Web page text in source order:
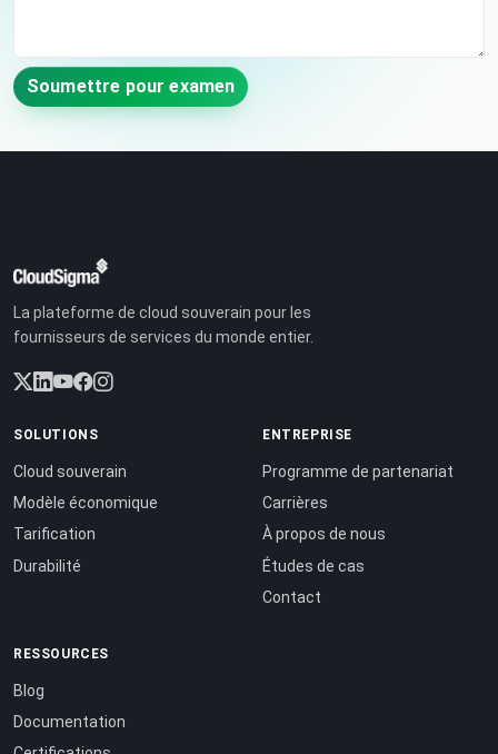
Soumettre pour examen
La plateforme de cloud souverain pour les
fournisseurs de services du monde entier.
SOLUTIONS
Cloud souverain
Modèle économique
Tarification
Durabilité
ENTREPRISE
Programme de partenariat
Carrières
À propos de nous
Études de cas
Contact
RESSOURCES
Blog
Documentation